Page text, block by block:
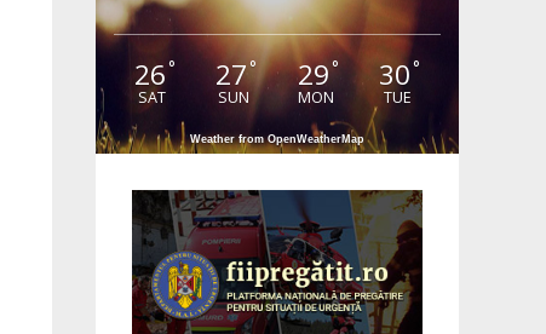
26°
SAT
27°
SUN
29°
MON
30°
TUE
Weather from OpenWeatherMap